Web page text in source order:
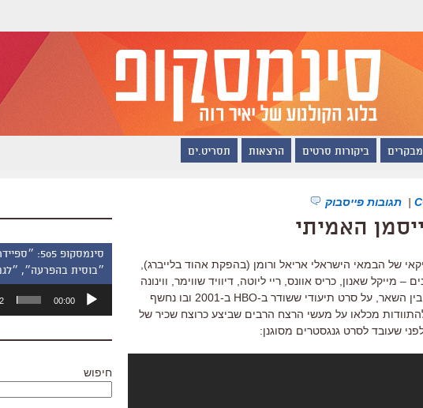
ביקורות סרטים הרצאות תסריט.ים
| תגובות פייסבוק
האמיתי
של הבמאי הישראלי אריאל ורומן (בהפקת אהוד בלייברג),
שאנון, כריס אוונס, ריי ליוטה, דיוויד שווימר, ווינונה
ריידר, ג'יימס פרנקו וכו'. הסרט מבוסס, בין השאר, על סרט תיעודי ששודר ב-HBO ב-2001 ובו נחשף
מכלאו על מעשי הרצח הרבים שביצע כרוצח שכיר של
שעובד לסרט גנגסטרים מסוגנן:
סינמסקופ
״בוסית בהפרעה״,
אודיו
00:00
חיפוש